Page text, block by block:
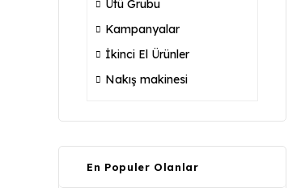
Ütü Grubu
Kampanyalar
İkinci El Ürünler
Nakış makinesi
En Populer Olanlar